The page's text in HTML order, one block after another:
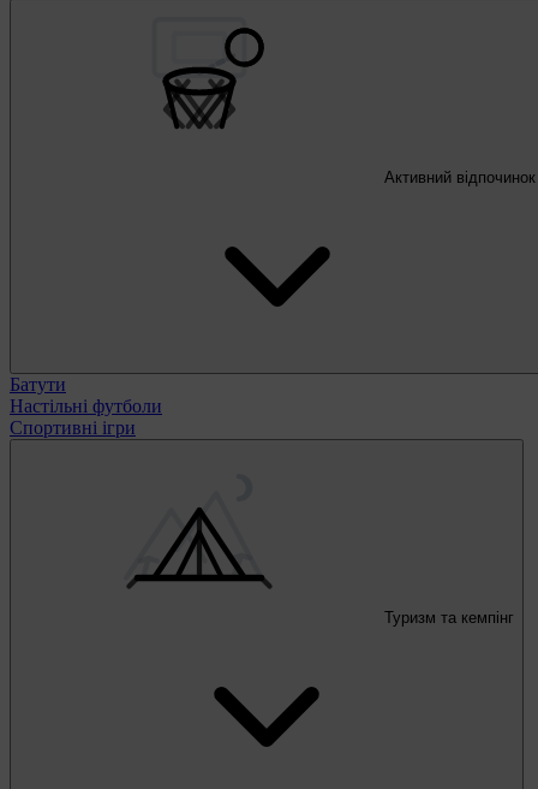
Активний відпочинок
Батути
Настільні футболи
Спортивні ігри
Туризм та кемпінг